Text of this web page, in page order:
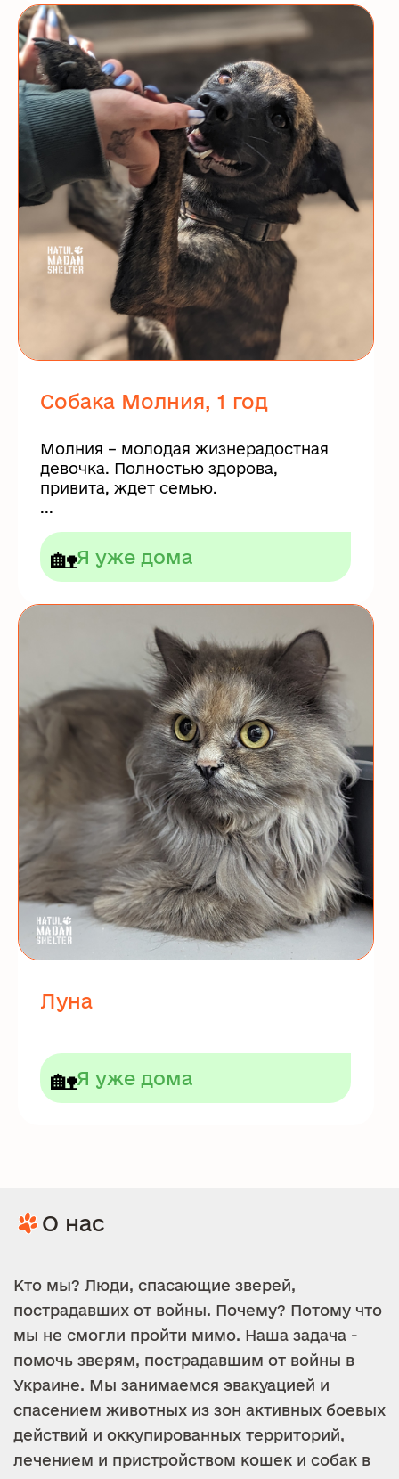
Собака Молния, 1 год
Молния – молодая жизнерадостная
девочка. Полностью здорова,
привита, ждет семью.
...
🏡Я уже дома
Луна
🏡Я уже дома
О нас
Кто мы? Люди, спасающие зверей,
пострадавших от войны. Почему? Потому что
мы не смогли пройти мимо. Наша задача -
помочь зверям, пострадавшим от войны в
Украине. Мы занимаемся эвакуацией и
спасением животных из зон активных боевых
действий и оккупированных территорий,
лечением и пристройством кошек и собак в